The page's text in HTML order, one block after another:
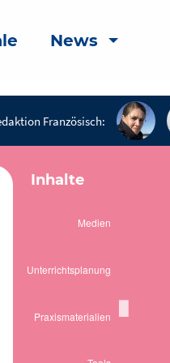
News
Französisch:
Inhalte